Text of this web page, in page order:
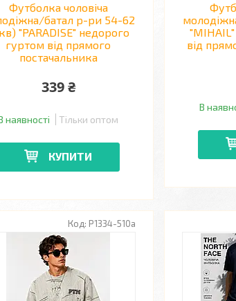
Футболка чоловіча
батал р-ри 54-62
"PARADISE" недорого
гуртом від прямого
постачальника
339 ₴
наявності Тільки оптом
КУПИТИ
від
В
P1334-510a